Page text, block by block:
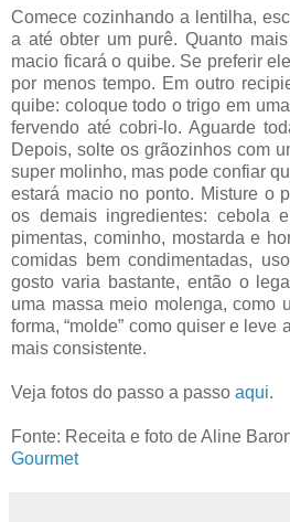
Comece cozinhando a lentilha,
a até obter um purê. Quanto
macio ficará o quibe. Se preferir
por menos tempo. Em outro
quibe: coloque todo o trigo em
fervendo até cobri-lo. Aguarde
Depois, solte os grãozinhos com
super molinho, mas pode confiar
estará macio no ponto. Misture o
os demais ingredientes: cebola
pimentas, cominho, mostarda e
comidas bem condimentadas,
gosto varia bastante, então o
uma massa meio molenga, como
forma, “molde” como quiser e leve
mais consistente.
Veja fotos do passo a passo aqui.
Fonte: Receita e foto de Aline
Gourmet